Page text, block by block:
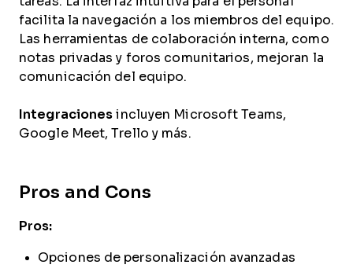
facilita la navegación a los miembros del equipo.
Las herramientas de colaboración interna, como
notas privadas y foros comunitarios, mejoran la
comunicación del equipo.
Integraciones incluyen Microsoft Teams,
Google Meet, Trello y más.
Pros and Cons
Pros:
Opciones de personalización avanzadas